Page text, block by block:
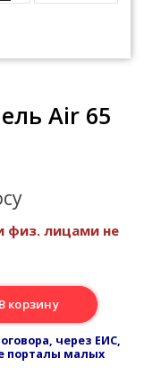
Air 65
физ. лицами не
В корзину
через ЕИС,
порталы малых